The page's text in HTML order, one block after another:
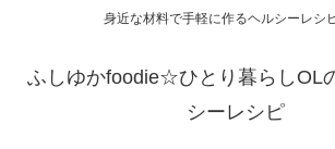
身近な材料で手軽に作るヘルシーレシ
ふしゆかfoodie☆ひとり暮らしOL
シーレシピ